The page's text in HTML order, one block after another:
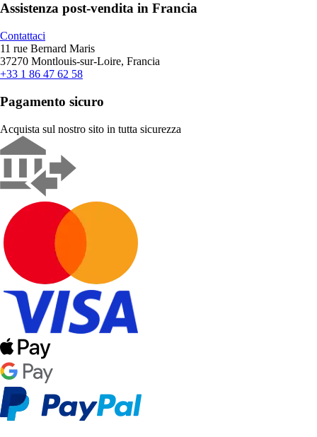
Assistenza post-vendita in Francia
Contattaci
11 rue Bernard Maris
37270 Montlouis-sur-Loire, Francia
+33 1 86 47 62 58
Pagamento sicuro
Acquista sul nostro sito in tutta sicurezza